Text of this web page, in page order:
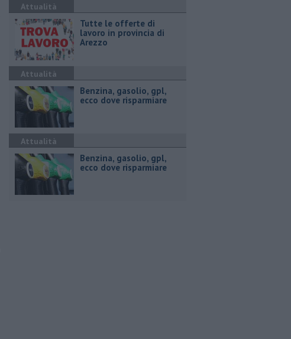
Attualità
​Tutte le offerte di
lavoro in provincia di
Arezzo
Attualità
​Benzina, gasolio, gpl,
ecco dove risparmiare
Attualità
​Benzina, gasolio, gpl,
ecco dove risparmiare